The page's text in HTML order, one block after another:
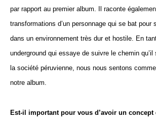
par rapport au premier album. Il raconte
transformations d’un personnage qui se bat pour
dans un environnement très dur et hostile. En
underground qui essaye de suivre le chemin qu’il
la société péruvienne, nous nous sentons
notre album.
Est-il important pour vous d’avoir un concept